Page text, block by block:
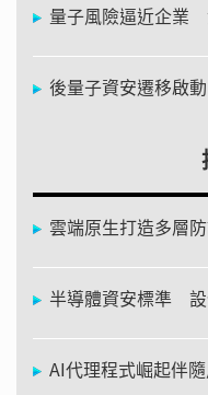
量子風險逼近企業
後量子資安遷移啟
雲端原生打造多層
半導體資安標準
AI代理程式崛起伴